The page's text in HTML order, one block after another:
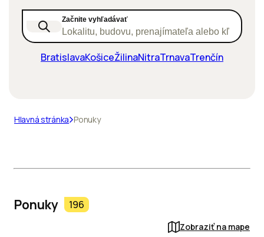
Inzerát
Začnite vyhľadávať
Lokalitu, budovu, prenajímateľa alebo kľúčové
BratislavaKošiceŽilinaNitraTrnavaTrenčín
Hlavná stránka Ponuky
Ponuky 196
Zobraziť na mape